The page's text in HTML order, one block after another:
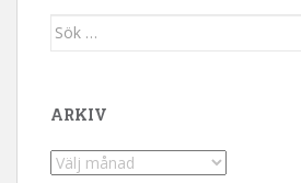
Sök efter:
ARKIV
Arkiv